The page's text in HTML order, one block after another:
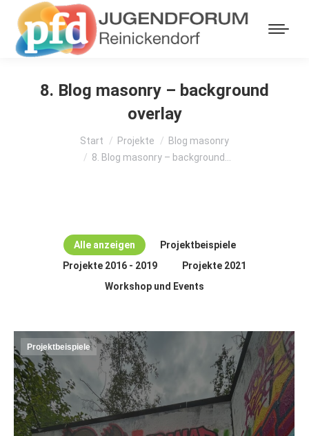
8. Blog masonry – background
overlay
Sie befinden sich hier:
Start Projekte
Blog masonry
8. Blog masonry – background…
Alle anzeigen
Projektbeispiele
Projekte 2016 - 2019
Projekte 2021
Workshop und Events
Projektbeispiele